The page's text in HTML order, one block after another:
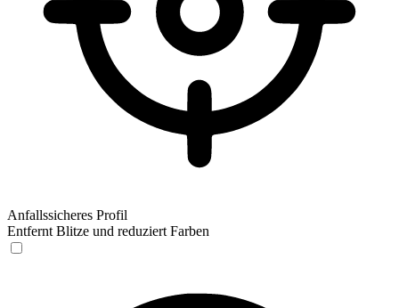
Anfallssicheres Profil
Entfernt Blitze und reduziert Farben